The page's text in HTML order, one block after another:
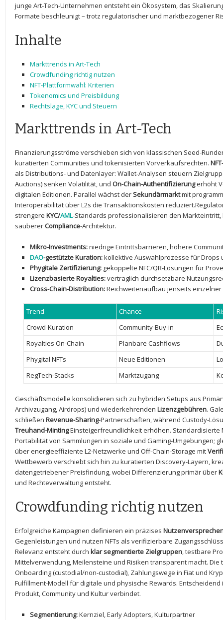
junge Art‑Tech‑Unternehmen entsteht ein Ökosystem, das
Formate beschleunigt – trotz regulatorischer ​und marktbezogener
Inhalte
Markttrends‌ in‌ Art-Tech
Crowdfunding richtig nutzen
NFT-Plattformwahl: Kriterien
Tokenomics ​und Preisbildung
Rechtslage,⁤KYCund Steuern
Markttrends in Art-Tech
Finanzierungsströme verschieben sich von klassischen Seed-
kuratierten Communities und⁣ tokenisierten Vorverkaufsrechten.
als Distributions- und ⁣Datenlayer:‌ Wallet-Analysen steuern
Auctions) ⁢senken Volatilität, und On-Chain-Authentifizierungerhöht‍
digitalen Editionen.⁣ Parallel wächst derSekundärmarktmit
Interoperabilität über L2s die Transaktionskosten
strengere KYC/AML-Standards professionalisieren den
saubererCompliance-Architektur.
Mikro-Investments:niedrige Eintrittsbarrieren, höhere
DAO-gestützte Kuration:kollektive Auswahlprozesse für ⁣Drops
Phygitale Zertifizierung: gekoppelte NFC/QR-Lösungen für
Lizenzbasierte Royalties:vertraglich durchsetzbare
Cross-Chain-Distribution:Reichweitenaufbau jenseits
Trend Chance
Crowd-Kuration
Community-Buy-in
Royalties On-Chain
Planbare Cashflows
Phygital NFTs
Neue Editionen
RegTech-Stacks
Marktzugang
Geschäftsmodelle ⁣konsolidieren sich zu ​hybriden ⁢Setups aus
‌Archivzugang, Airdrops) ‍und wiederkehrenden Lizenzgebühren.
schließen Revenue-Sharing-Partnerschaften, während Custody-
Treuhand-MintingEinsteigerfreundlichkeit erhöhen.
Portabilität von Sammlungen in⁣ soziale‌ und Gaming-Umgebungen;
über energieeffiziente L2-Netzwerke und Off-Chain-Storage mit
Wettbewerb verschiebt sich hin zu kuratierten Discovery-Layern,
datengetriebener Preisfindung, wobei Differenzierung primär über​
und Rechteverwaltung entsteht.
Crowdfunding richtig nutzen
Erfolgreiche‍ Kampagnen ⁢definieren ein​ präzises
⁣Gegenleistungen und nutzen NFTs als verifizierbare
Relevanz entsteht durch klar segmentierte Zielgruppen, testbare
Mittelverwendung, Meilensteine und Risiken transparent macht.
Onboarding (custodial/non-custodial), Zahlungswege in Fiat und
Fulfillment-Modell für digitale und physische⁣ Rewards.
Produkt, Community und Kultur verbindet.
Segmentierung:Kernziel, Early Adopters, Kulturpartner